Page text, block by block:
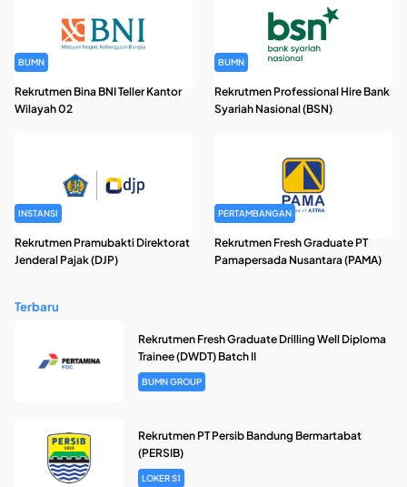
BUMN
Rekrutmen Bina BNI Teller Kantor
Wilayah 02
BUMN
Rekrutmen Professional Hire Bank
Syariah Nasional (BSN)
INSTANSI
Rekrutmen Pramubakti Direktorat
Jenderal Pajak (DJP)
PERTAMBANGAN
Rekrutmen Fresh Graduate PT
Pamapersada Nusantara (PAMA)
Terbaru
Rekrutmen Fresh Graduate Drilling Well Diploma
Trainee (DWDT) Batch II
BUMN GROUP
Rekrutmen PT Persib Bandung Bermartabat
(PERSIB)
LOKER S1